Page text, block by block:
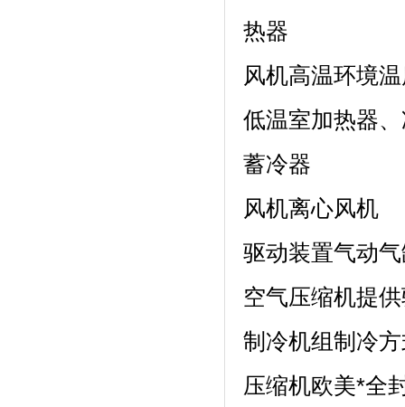
热器
风机高温环境温
低温室加热器
蓄冷器
风机离心风机
驱动装置气动气
空气压缩机提
制冷机组制冷
压缩机欧美*全